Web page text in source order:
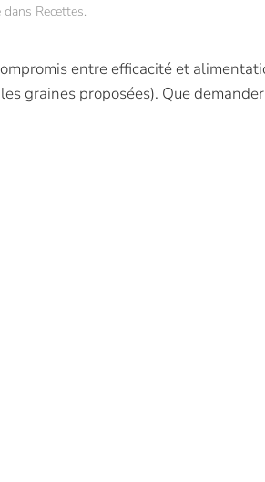
dans Recettes.
entre efficacité et
graines proposées). Que